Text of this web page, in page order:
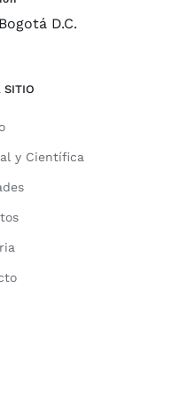
D.C.
SITIO
y Científica